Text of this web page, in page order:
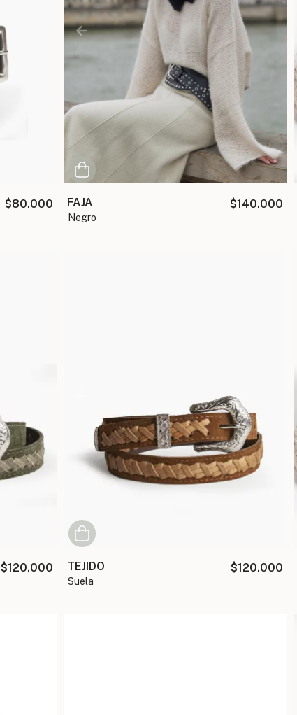
$80.000 FAJA
negro
$140.000
$120.000 TEJIDO
suela
$120.000